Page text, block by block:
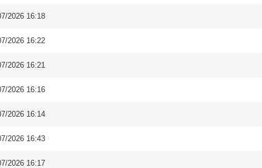
2026 16:18
2026 16:22
2026 16:21
2026 16:16
2026 16:14
2026 16:43
2026 16:17